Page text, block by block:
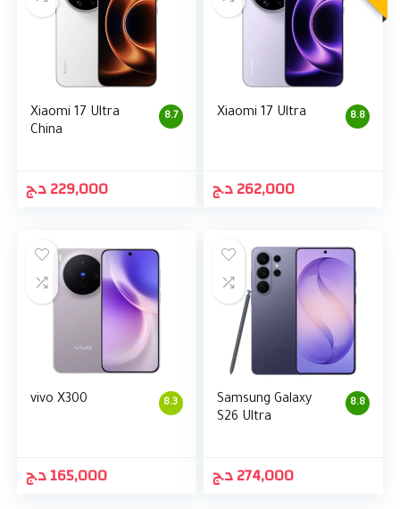
8.7
Xiaomi 17 Ultra
China
229,000د.ج
8.8
Xiaomi 17 Ultra
262,000د.ج
8.3
vivo X300
165,000د.ج
8.8
Samsung Galaxy
S26 Ultra
274,000د.ج